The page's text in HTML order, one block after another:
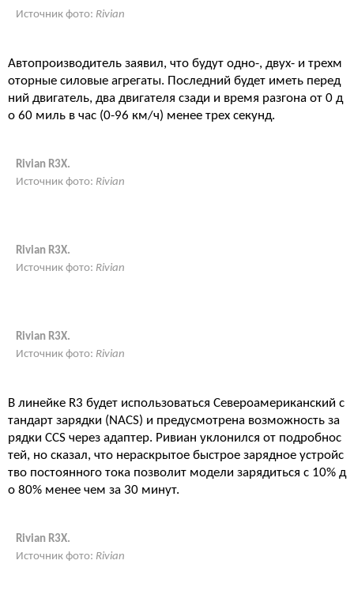
Источник фото: Rivian
Автопроизводитель заявил, что будут одно-, двух- и трехм
оторные силовые агрегаты. Последний будет иметь перед
ний двигатель, два двигателя сзади и время разгона от 0 д
о 60 миль в час (0-96 км/ч) менее трех секунд.
Rivian R3X.
Источник фото: Rivian
Rivian R3X.
Источник фото: Rivian
Rivian R3X.
Источник фото: Rivian
В линейке R3 будет использоваться Североамериканский с
тандарт зарядки (NACS) и предусмотрена возможность за
рядки CCS через адаптер. Ривиан уклонился от подробнос
тей, но сказал, что нераскрытое быстрое зарядное устройс
тво постоянного тока позволит модели зарядиться с 10% д
о 80% менее чем за 30 минут.
Rivian R3X.
Источник фото: Rivian